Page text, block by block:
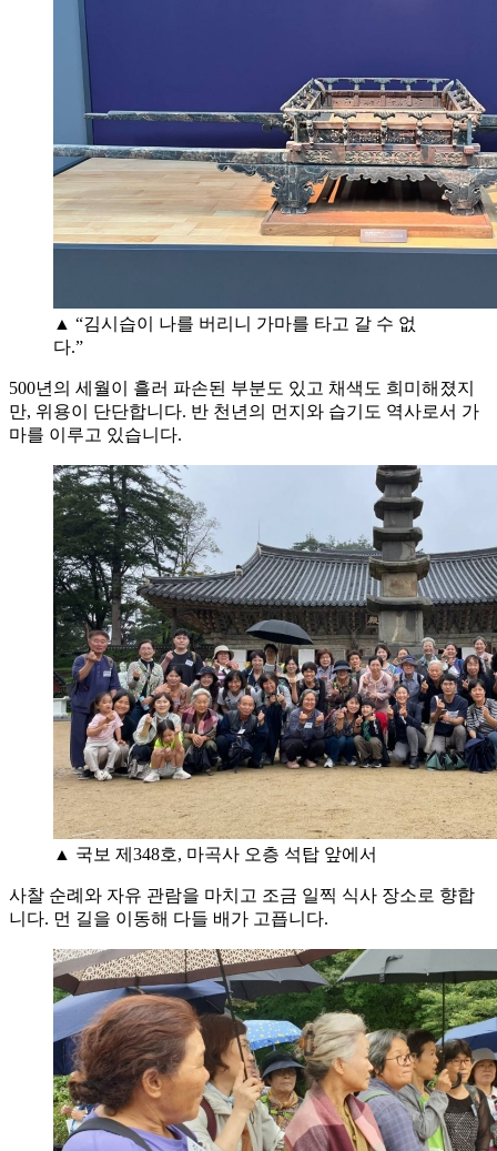
▲ “김시습이 나를 버리니 가마를 타고 갈 수 없
다.”
500년의 세월이 흘러 파손된 부분도 있고 채색도 희미해졌지
만, 위용이 단단합니다. 반 천년의 먼지와 습기도 역사로서 가
마를 이루고 있습니다.
▲ 국보 제348호, 마곡사 오층 석탑 앞에서
사찰 순례와 자유 관람을 마치고 조금 일찍 식사 장소로 향합
니다. 먼 길을 이동해 다들 배가 고픕니다.